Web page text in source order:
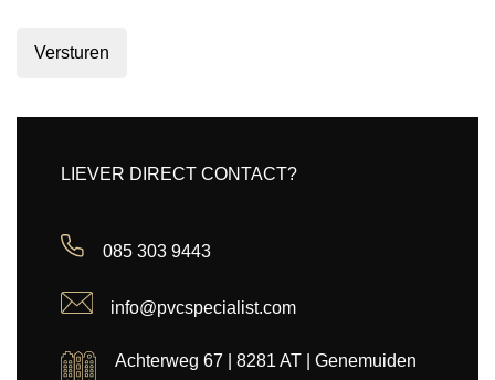
Versturen
LIEVER DIRECT CONTACT?
085 303 9443
info@pvcspecialist.com
Achterweg 67 | 8281 AT | Genemuiden